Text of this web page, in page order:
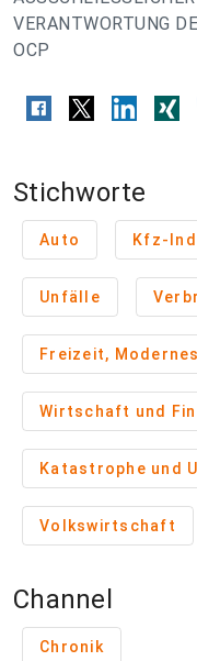
VERANTWORTUNG
OCP
Stichworte
Auto Kfz-
Unfälle
Freizeit,
Wirtschaft und
Katastrophe und
Volkswirtschaft
Channel
Chronik